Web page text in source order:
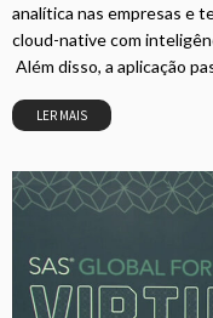
analítica nas empresas e
cloud-native com
Além disso, a aplicação
LER MAIS